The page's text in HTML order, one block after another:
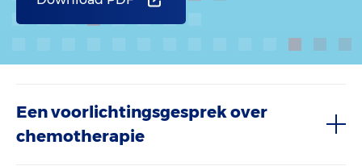
Een voorlichtingsgesprek over
chemotherapie